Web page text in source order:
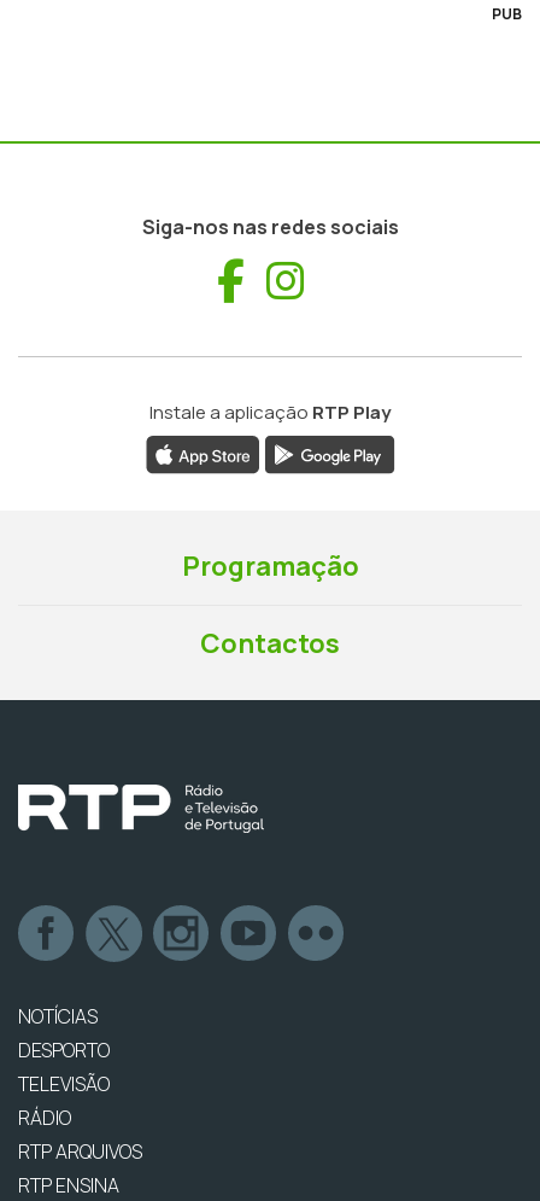
PUB
Siga-nos nas redes sociais
Facebook
Instale a aplicação RTP Play
Programação
Contactos
NOTÍCIAS
DESPORTO
TELEVISÃO
RÁDIO
RTP ARQUIVOS
RTP ENSINA